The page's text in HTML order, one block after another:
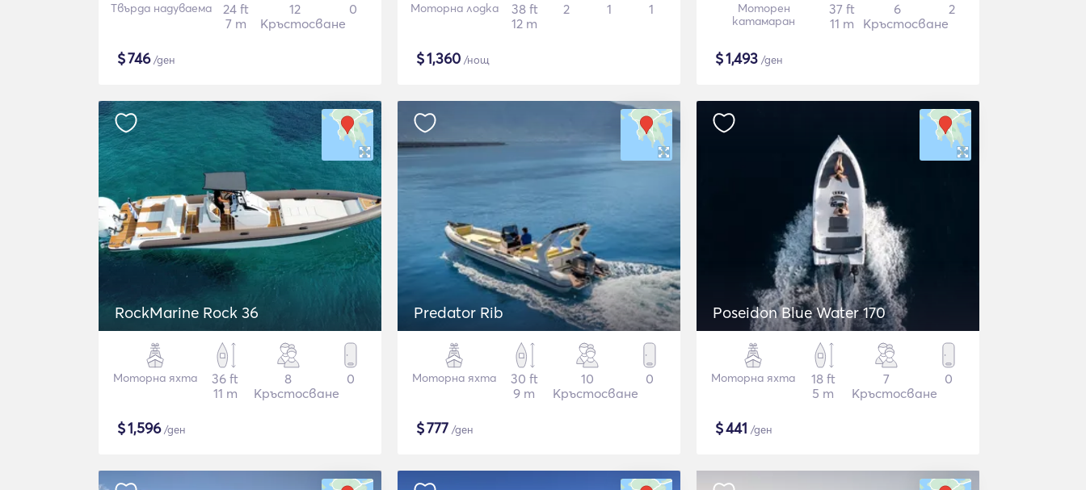
Твърда надуваема
24 ft
7 m
12
Кръстосване
0
$746/ден
Моторна лодка
38 ft
12 m
2 1 1
$1,360 /нощ
Моторен
катамаран
37 ft
11 m
6
Кръстосване
2
$1,493 /ден
RockMarine Rock 36
Моторна яхта
36 ft
11 m
8
Кръстосване
0
$1,596/ден
Predator Rib
Моторна яхта
30 ft
9 m
10
Кръстосване
0
$777 /ден
Poseidon Blue Water 170
Моторна яхта
18 ft
5 m
7
Кръстосване
0
$441 /ден